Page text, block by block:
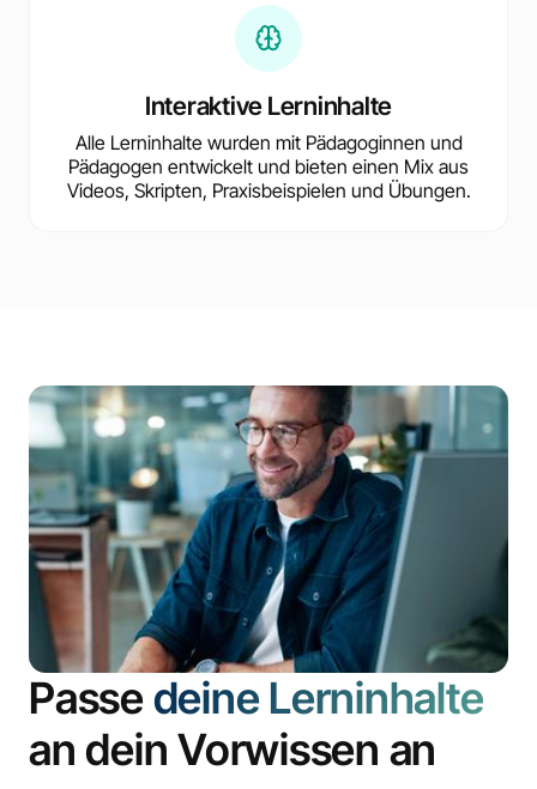
Interaktive Lerninhalte
Alle Lerninhalte wurden mit Pädagoginnen und
Pädagogen entwickelt und bieten einen Mix aus
Videos, Skripten, Praxisbeispielen und Übungen.
Passedeine Lerninhalte
an dein Vorwissen an